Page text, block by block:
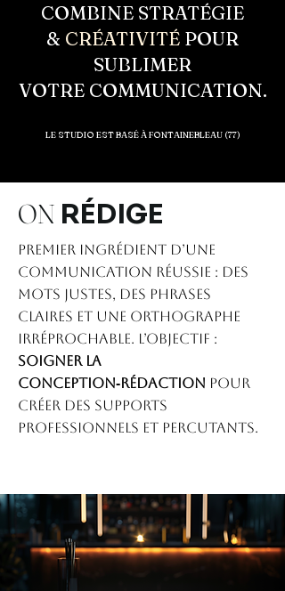
COMBINE STRATÉGIE
& CRÉATIVITÉ POUR
SUBLIMER
VOTRE COMMUNICATION.
LE STUDIO EST BASÉ À FONTAINEBLEAU (77)
ON RÉDIGE
Premier ingrédient d’une
communication réussie : des
mots justes, des phrases
claires et une orthographe
irréprochable. L’objectif :
soigner la
conception‑rédaction pour
créer des supports
professionnels ET percutants.